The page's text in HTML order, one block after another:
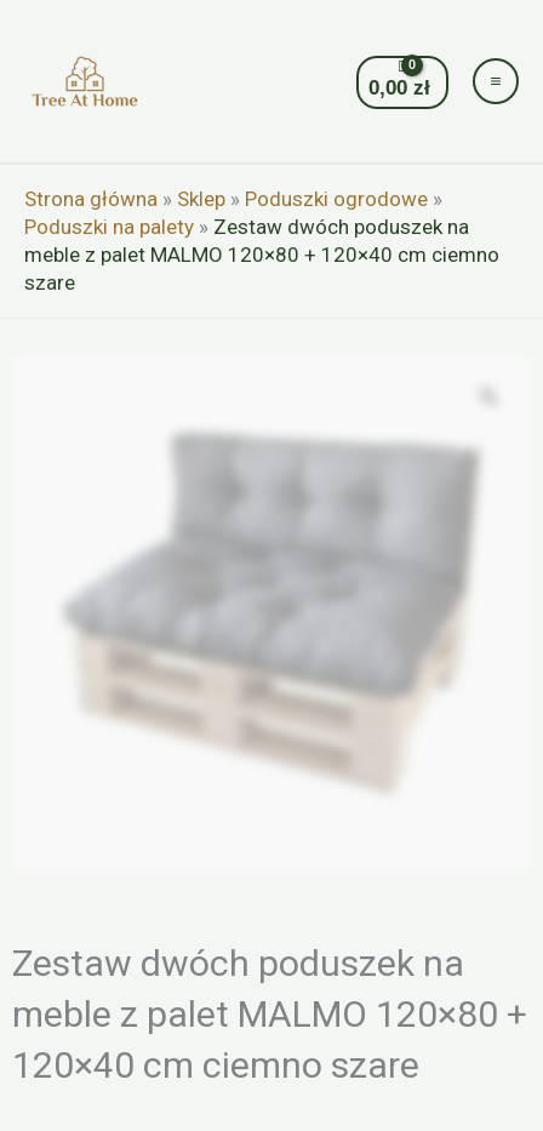
0,00zł
Strona główna » Sklep » Poduszki ogrodowe »
Poduszki na palety » Zestaw dwóch poduszek na
meble z palet MALMO 120×80 + 120×40 cm ciemno
szare
Zestaw dwóch poduszek na
meble z palet MALMO 120×80 +
120×40 cm ciemno szare